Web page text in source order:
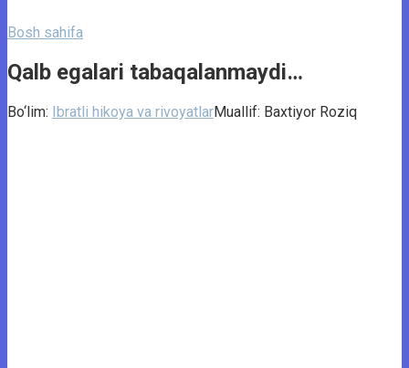
Bosh sahifa
Qalb egalari tabaqalanmaydi…
Bo‘lim: Ibratli hikoya va rivoyatlarMuallif: Baxtiyor Roziq